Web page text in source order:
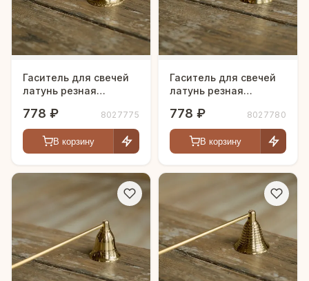
Гаситель для свечей
латунь резная
778 ₽ 8027775
В корзину
Гаситель для свечей
латунь резная
778 ₽ 8027780
В корзину